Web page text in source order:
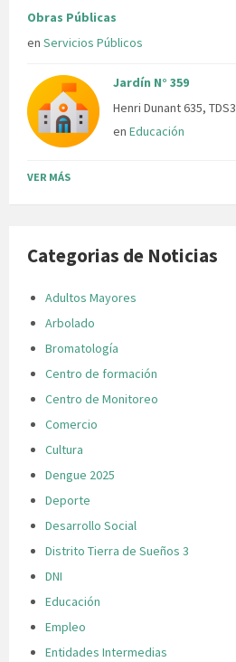
Obras Públicas
en Servicios Públicos
Jardín N° 359
Henri Dunant 635, TDS3
en Educación
VER MÁS
Categorias de Noticias
Adultos Mayores
Arbolado
Bromatología
Centro de formación
Centro de Monitoreo
Comercio
Cultura
Dengue 2025
Deporte
Desarrollo Social
Distrito Tierra de Sueños 3
DNI
Educación
Empleo
Entidades Intermedias